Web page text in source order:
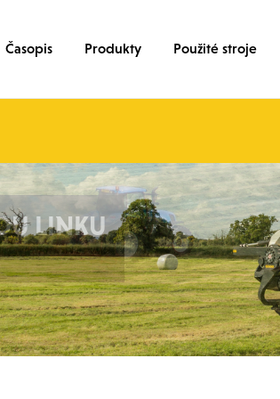
Časopis Produkty Použité stroje
LINKU
SERVISU
LINKU